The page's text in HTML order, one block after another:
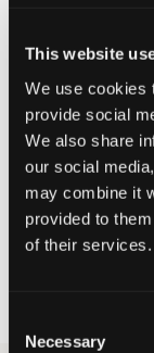
This website
We use cookies
provide social
We also share
our social
may combine it
provided to
of their services.
Selection
Necessary
Upplevd storlek